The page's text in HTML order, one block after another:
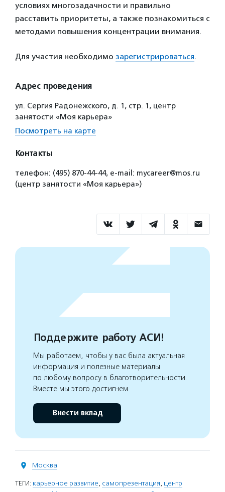
условиях многозадачности и правильно
расставить приоритеты, а также познакомиться с
методами повышения концентрации внимания.
Для участия необходимо зарегистрироваться.
Адрес проведения
ул. Сергия Радонежского, д. 1, стр. 1, центр
занятости «Моя карьера»
Посмотреть на карте
Контакты
телефон: (495) 870-44-44, е-mail: mycareer@mos.ru
(центр занятости «Моя карьера»)
Поддержите работу АСИ!
Мы работаем, чтобы у вас была актуальная
информация и полезные материалы
по любому вопросу в благотворительности.
Вместе мы этого достигнем
Внести вклад
Москва
ТЕГИ: карьерное развитие, самопрезентация, центр